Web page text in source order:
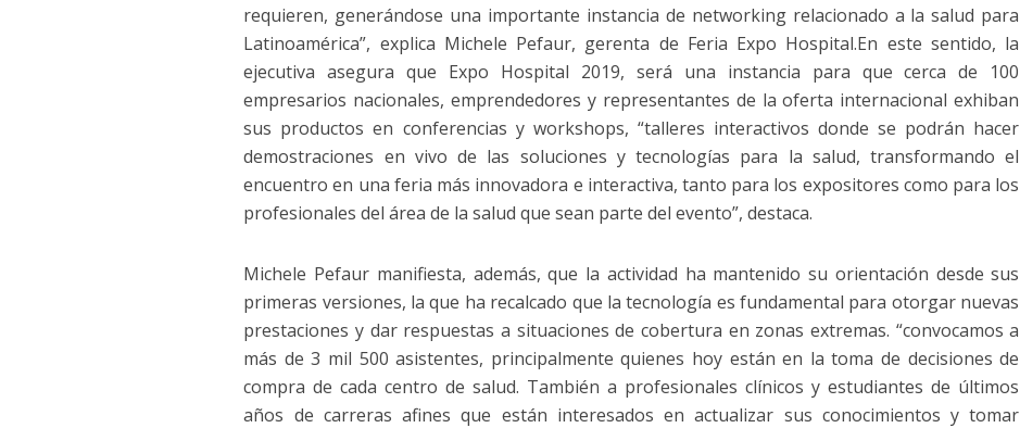
requieren, generándose una importante instancia de networking relacionado a la salud para
Latinoamérica”, explica Michele Pefaur, gerenta de Feria Expo Hospital.En este sentido, la
ejecutiva asegura que Expo Hospital 2019, será una instancia para que cerca de 100
empresarios nacionales, emprendedores y representantes de la oferta internacional exhiban
sus productos en conferencias y workshops, “talleres interactivos donde se podrán hacer
demostraciones en vivo de las soluciones y tecnologías para la salud, transformando el
encuentro en una feria más innovadora e interactiva, tanto para los expositores como para los
profesionales del área de la salud que sean parte del evento”, destaca.
Michele Pefaur manifiesta, además, que la actividad ha mantenido su orientación desde sus
primeras versiones, la que ha recalcado que la tecnología es fundamental para otorgar nuevas
prestaciones y dar respuestas a situaciones de cobertura en zonas extremas. “convocamos a
más de 3 mil 500 asistentes, principalmente quienes hoy están en la toma de decisiones de
compra de cada centro de salud. También a profesionales clínicos y estudiantes de últimos
años de carreras afines que están interesados en actualizar sus conocimientos y tomar